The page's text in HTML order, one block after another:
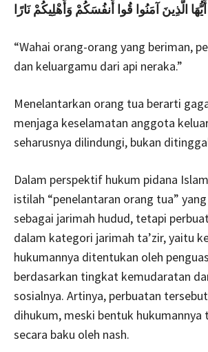
أَيُّهَا الَّذِينَ آمَنُوا قُوا أَنفُسَكُمْ وَأَهْلِيكُمْ نَارًا
“Wahai orang-orang yang beriman,
dan keluargamu dari api neraka.”
Menelantarkan orang tua berarti
menjaga keselamatan anggota
seharusnya dilindungi, bukan
Dalam perspektif hukum pidana
istilah “penelantaran orang tua”
sebagai jarimah hudud, tetapi
dalam kategori jarimah ta’zir, yaitu
hukumannya ditentukan oleh
berdasarkan tingkat kemudaratan
sosialnya. Artinya, perbuatan
dihukum, meski bentuk
secara baku oleh nash.